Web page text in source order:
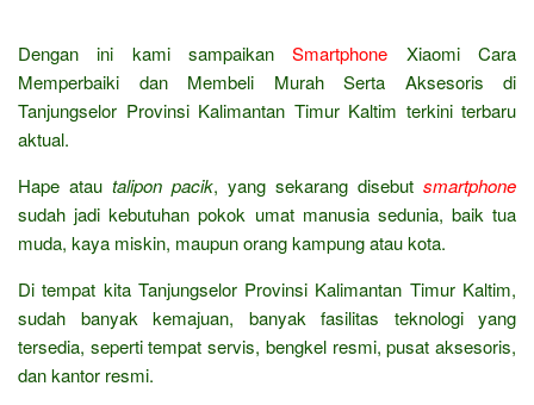
Dengan ini kami sampaikanSmartphone Xiaomi Cara
Memperbaiki dan Membeli Murah Serta Aksesoris di
Tanjungselor Provinsi Kalimantan Timur Kaltim terkini terbaru
aktual.
Hape atau talipon pacik, yang sekarang disebut smartphone
sudah jadi kebutuhan pokok umat manusia sedunia, baik tua
muda, kaya miskin, maupun orang kampung atau kota.
Di tempat kita Tanjungselor Provinsi Kalimantan Timur Kaltim,
sudah banyak kemajuan, banyak fasilitas teknologi yang
tersedia, seperti tempat servis, bengkel resmi, pusat aksesoris,
dan kantor resmi.